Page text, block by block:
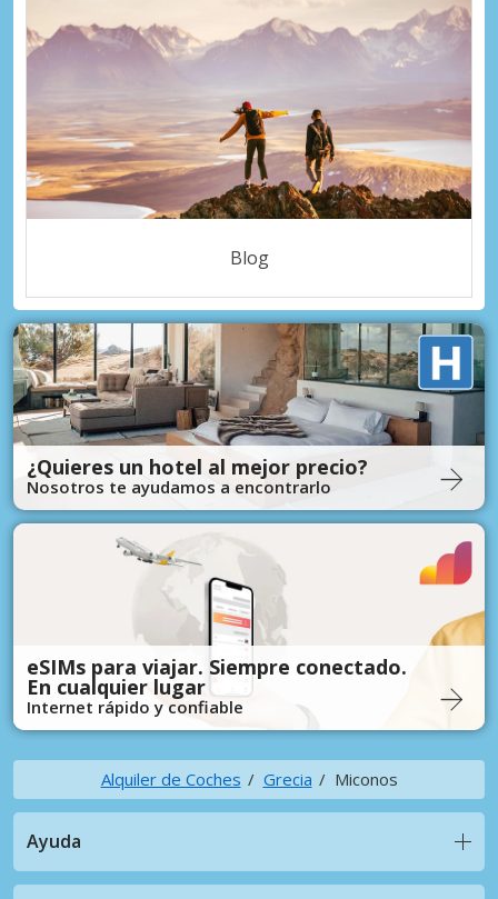
Blog
¿Quieres un hotel al mejor precio?
Nosotros te ayudamos a encontrarlo
eSIMs para viajar. Siempre conectado.
En cualquier lugar
Internet rápido y confiable
Alquiler de Coches Grecia Miconos
Ayuda